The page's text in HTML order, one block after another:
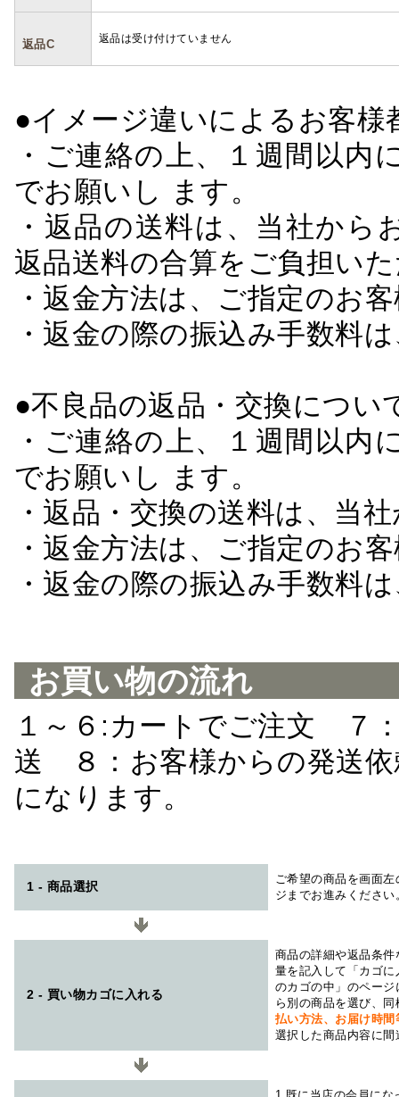
返品C 返品は受け付けていません
●イメージ違いによるお客
・ご連絡の上、１週間以
でお願いし ます。
・返品の送料は、当社か
返品送料の合算をご負担い
・返金方法は、ご指定のお
・返金の際の振込み手数料
●不良品の返品・交換につい
・ご連絡の上、１週間以
でお願いし ます。
・返品・交換の送料は、当
・返金方法は、ご指定のお
・返金の際の振込み手数料
お買い物の流れ
１～６:カートでご注文 ７
送 ８：お客様からの発送
になります。
1 - 商品選択
ご希望の商品を画面
ジまでお進みください
2 - 買い物カゴに入れる
商品の詳細や返品条
量を記入して「カゴ
のカゴの中」のペー
ら別の商品を選び、
払い方法、お届け時
選択した商品内容に